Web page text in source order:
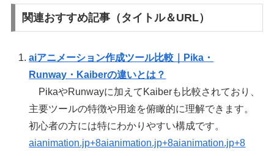
関連おすすめ記事（タイトル＆URL）
aiアニメーション作成ツール比較｜Pika・
Runway・Kaiberの違いとは？
PikaやRunwayに加えてKaiberも比較されており、
主要ツールの特徴や用途を俯瞰的に理解できます。
初心者の方には特にわかりやすい構成です。
aianimation.jp+8aianimation.jp+8aianimation.jp+8